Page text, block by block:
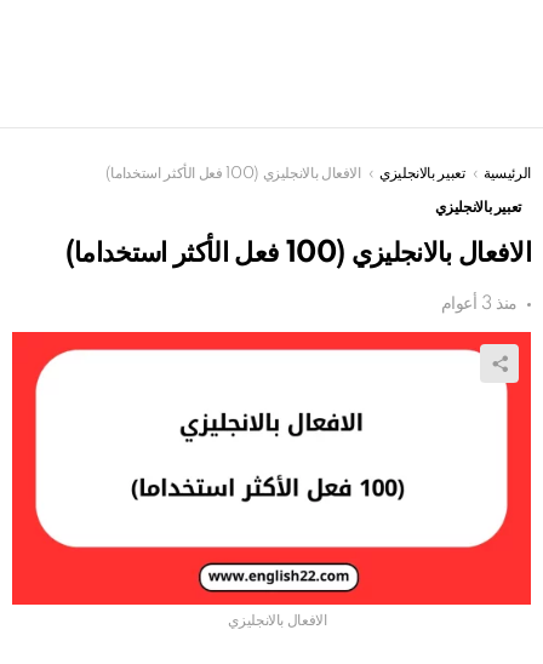
You are here:
الرئيسية تعبير بالانجليزي الافعال بالانجليزي (100 فعل الأكثر استخداما)
تعبير بالانجليزي
الافعال بالانجليزي (100 فعل الأكثر استخداما)
منذ 3 أعوام
الافعال بالانجليزي